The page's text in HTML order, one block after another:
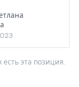
эта позиция.